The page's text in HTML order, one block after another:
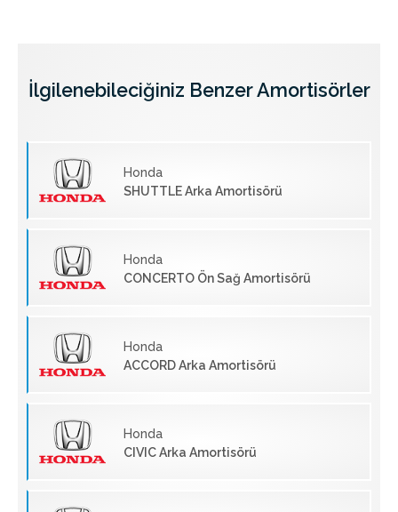
İlgilenebileciğiniz Benzer Amortisörler
Honda
SHUTTLE Arka Amortisörü
Honda
CONCERTO Ön Sağ Amortisörü
Honda
ACCORD Arka Amortisörü
Honda
CIVIC Arka Amortisörü